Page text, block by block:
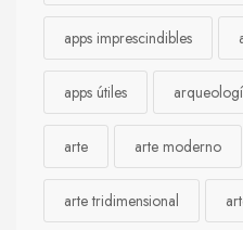
apps imprescindibles
apps útiles
arte arte moderno
arte tridimensional